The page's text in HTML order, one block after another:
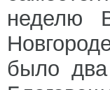
неделю
было